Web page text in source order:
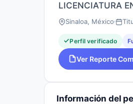
LICENCIATURA
Sinaloa, México
Perfil verificado
Ver Reporte
Información del